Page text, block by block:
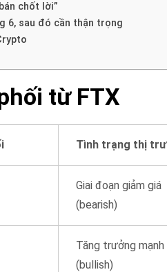
chốt lời”
6, sau đó cần thận trọng
từ FTX
Tình trạng thị
Giai đoạn giảm giá
(bearish)
Tăng trưởng mạnh
(bullish)